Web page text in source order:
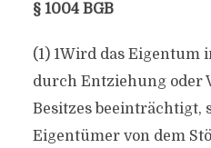
§ 1004 BGB
(1) 1Wird das Eigentum
durch Entziehung oder
Besitzes beeinträchtigt,
Eigentümer von dem